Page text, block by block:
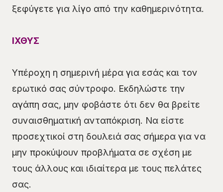
ξεφύγετε για λίγο από την καθημερινότητα.
ΙΧΘΥΣ
Υπέροχη η σημερινή μέρα για εσάς και τον
ερωτικό σας σύντροφο. Εκδηλώστε την
αγάπη σας, μην φοβάστε ότι δεν θα βρείτε
συναισθηματική ανταπόκριση. Να είστε
προσεχτικοί στη δουλειά σας σήμερα για να
μην προκύψουν προβλήματα σε σχέση με
τους άλλους και ιδιαίτερα με τους πελάτες
σας.